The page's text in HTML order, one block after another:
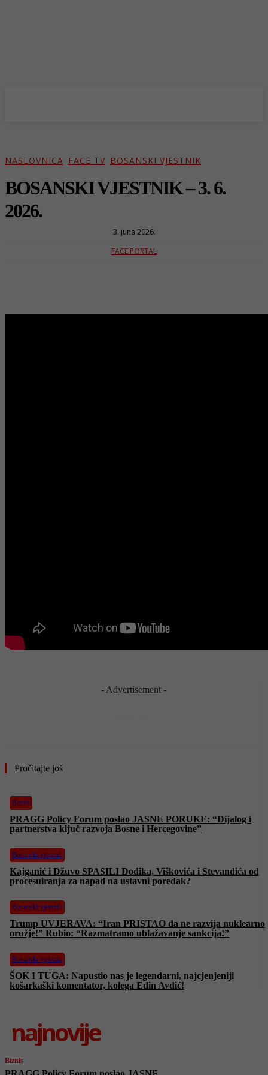
NASLOVNICA FACE TV BOSANSKI VJESTNIK
BOSANSKI VJESTNIK – 3. 6.
2026.
3. juna 2026.
FACE PORTAL
- Advertisement -
Pročitajte još
Biznis
PRAGG Policy Forum poslao JASNE PORUKE: “Dijalog i
partnerstva ključ razvoja Bosne i Hercegovine”
Bosanski vjestnik
Kajganić i Džuvo SPASILI Dodika, Viškovića i Stevandića od
procesuiranja za napad na ustavni poredak?
Bosanski vjestnik
Trump UVJERAVA: “Iran PRISTAO da ne razvija nuklearno
oružje!” Rubio: “Razmatramo ublažavanje sankcija!”
Bosanski vjestnik
ŠOK I TUGA: Napustio nas je legendarni, najcjenjeniji
košarkaški komentator, kolega Edin Avdić!
najnovije
Biznis